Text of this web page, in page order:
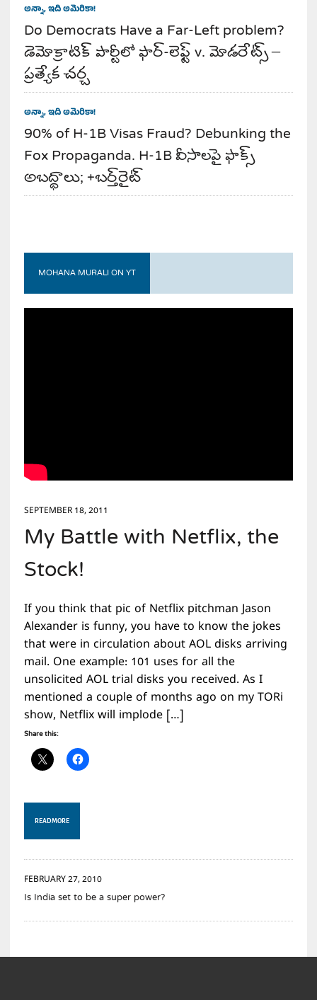
అన్నా, ఇది అమెరికా!
Do Democrats Have a Far-Left problem?
డెమోక్రాటిక్ పార్టీలో ఫార్-లెఫ్ట్ v. మోడరేట్స్ –
ప్రత్యేక చర్చ
అన్నా, ఇది అమెరికా!
90% of H-1B Visas Fraud? Debunking the
Fox Propaganda. H-1B వీసాలపై ఫాక్స్
అబద్ధాలు; +బర్త్‌రైట్
MOHANA MURALI ON YT
SEPTEMBER 18, 2011
My Battle with Netflix, the
Stock!
If you think that pic of Netflix pitchman Jason
Alexander is funny, you have to know the jokes
that were in circulation about AOL disks arriving
mail. One example: 101 uses for all the
unsolicited AOL trial disks you received. As I
mentioned a couple of months ago on my TORi
show, Netflix will implode […]
Share this:
READ MORE
FEBRUARY 27, 2010
Is India set to be a super power?